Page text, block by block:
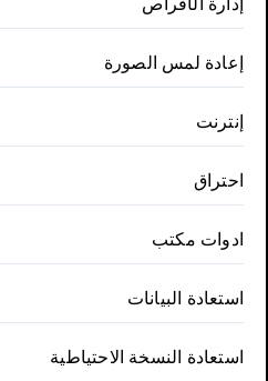
إعادة لمس الصورة
إنترنت
احتراق
ادوات مكتب
استعادة البيانات
استعادة النسخة الاحتياطية